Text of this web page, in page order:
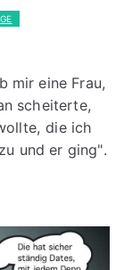
mir eine Frau,
scheiterte,
die ich
und er ging".